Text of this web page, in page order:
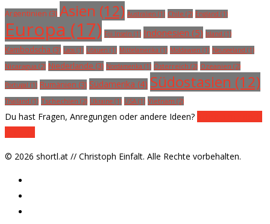
Argentinien (3) Asien (12) Australien (1) Chile (2) England (1)
Europa (17) Fiji Inseln (1) Indonesien (5) Island (1)
Kambodscha (3) Laos (1) Litauen (1) Mittelamerika (1) Moldawien (1) Neuseeland (1)
Nicaragua (2) Niederlande (3) Nordamerika (1) Österreich (2) Ozeanien (2)
Portugal (1) Rumänien (3) Südamerika (4) Südostasien (12)
Thailand (1) Tschechien (2) Ukraine (1) USA (1) Vietnam (2)
Du hast Fragen, Anregungen oder andere Ideen?
© 2026 shortl.at // Christoph Einfalt. Alle Rechte vorbehalten.